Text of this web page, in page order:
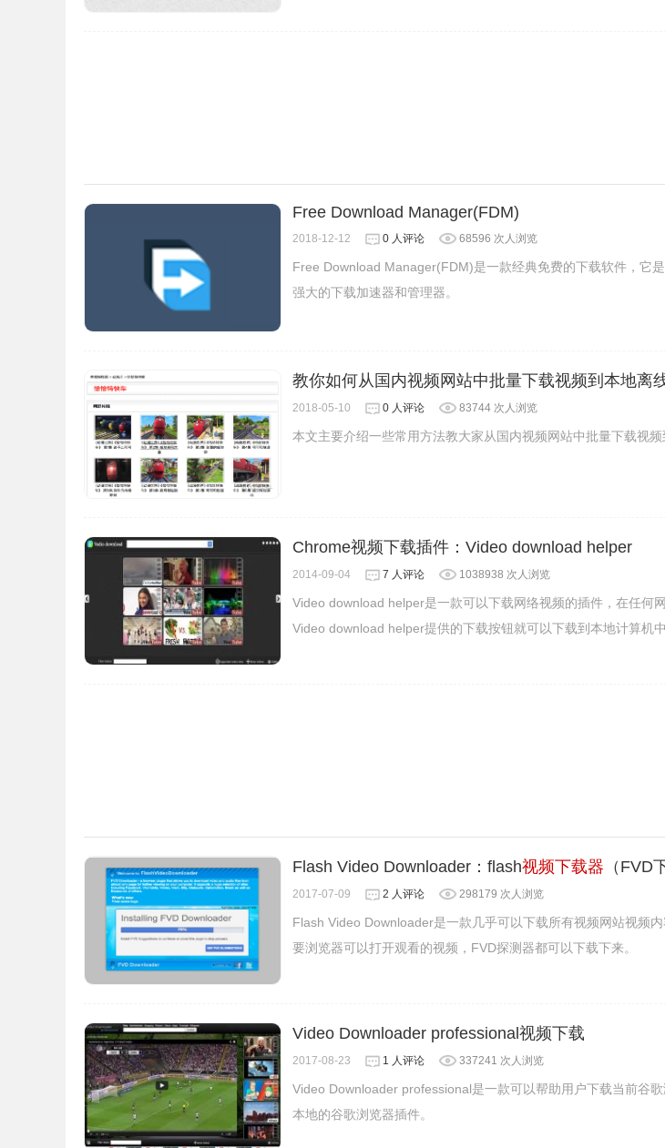
https://huajiakeji.com/chrome/2019-04/2242.html
2.安装成功后，在浏览器右上方可以看到其按钮标记，如下图所示。
Free Download Manager(FDM)
2018-12-12 0 人评论 68596 次人浏览
Free Download Manager(FDM)是一款经典免费的下载软件，它
强大的下载加速器和管理器。
教你如何从国内视频网站中批量下载视频到本地离
2018-05-10 0 人评论 83744 次人浏览
本文主要介绍一些常用方法教大家从国内视频网站中批量下载视频
Chrome视频下载插件：Video download helper
2014-09-04 7 人评论 1038938 次人浏览
Video download helper是一款可以下载网络视频的插件，在任何
Video download helper提供的下载按钮就可以下载到本地计算机中
Flash Video Downloader：flash视频下载器 （FVD
2017-07-09 2 人评论 298179 次人浏览
Flash Video Downloader是一款几乎可以下载所有视频网站视频
要浏览器可以打开观看的视频，FVD探测器都可以下载下来。
Video Downloader professional视频下载
2017-08-23 1 人评论 337241 次人浏览
Video Downloader professional是一款可以帮助用户下载当前谷
本地的谷歌浏览器插件。